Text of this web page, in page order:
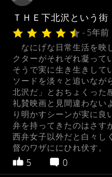
ＴＨＥ下北沢という街
- 5年前
なにげな日常生活を映
クターがそれぞれ凝って
そうで実に生き生きし
ソードを淡々と追いなが
北沢だ」とおちょくった
礼賛映画と見間違わな
り明かすシーンが実に良
弁を持ってきたのはさす
西弁女子以外だと白々
督のワザににひれ伏す。
5 0